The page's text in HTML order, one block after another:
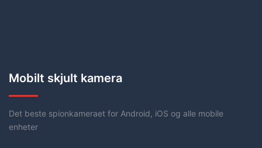
Mobilt skjult kamera
Det beste spionkameraet for Android, iOS og alle mobile
enheter